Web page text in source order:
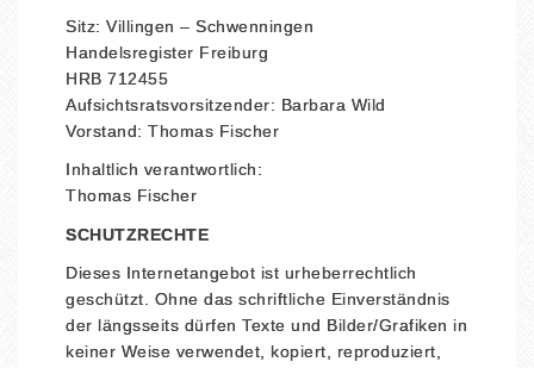
Sitz: Villingen – Schwenningen
Handelsregister Freiburg
HRB 712455
Aufsichtsratsvorsitzender: Barbara Wild
Vorstand: Thomas Fischer
Inhaltlich verantwortlich:
Thomas Fischer
SCHUTZRECHTE
Dieses Internetangebot ist urheberrechtlich
geschützt. Ohne das schriftliche Einverständnis
der längsseits dürfen Texte und Bilder/Grafiken in
keiner Weise verwendet, kopiert, reproduziert,